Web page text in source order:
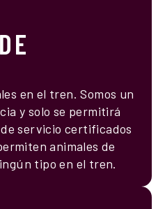
en el tren. Somos un
y solo se permitirá
servicio certificados
animales de
tipo en el tren.